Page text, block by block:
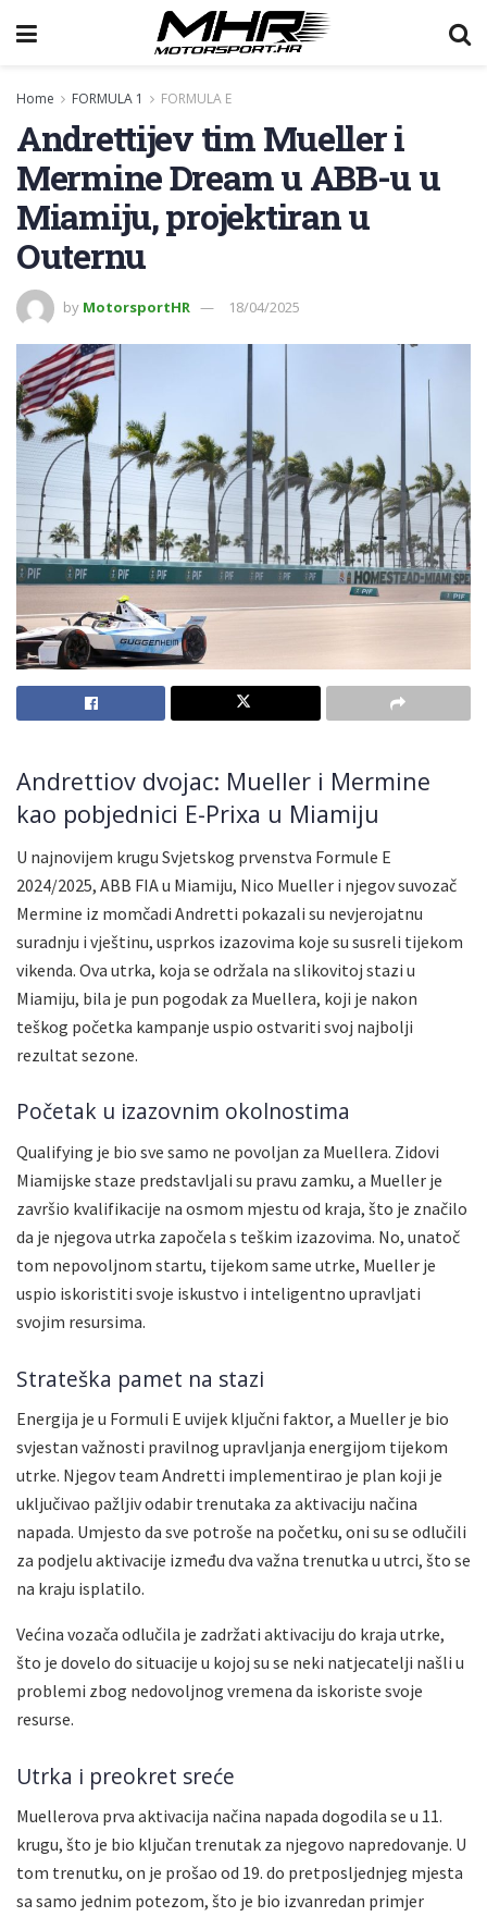
Home FORMULA 1 FORMULA E
Andrettijev tim Mueller i
Mermine Dream u ABB-u u
Miamiju, projektiran u
Outernu
by MotorsportHR 18/04/2025
Andrettiov dvojac: Mueller i Mermine
kao pobjednici E-Prixa u Miamiju
U najnovijem krugu Svjetskog prvenstva Formule E
2024/2025, ABB FIA u Miamiju, Nico Mueller i njegov suvozač
Mermine iz momčadi Andretti pokazali su nevjerojatnu
suradnju i vještinu, usprkos izazovima koje su susreli tijekom
vikenda. Ova utrka, koja se održala na slikovitoj stazi u
Miamiju, bila je pun pogodak za Muellera, koji je nakon
teškog početka kampanje uspio ostvariti svoj najbolji
rezultat sezone.
Početak u izazovnim okolnostima
Qualifying je bio sve samo ne povoljan za Muellera. Zidovi
Miamijske staze predstavljali su pravu zamku, a Mueller je
završio kvalifikacije na osmom mjestu od kraja, što je značilo
da je njegova utrka započela s teškim izazovima. No, unatoč
tom nepovoljnom startu, tijekom same utrke, Mueller je
uspio iskoristiti svoje iskustvo i inteligentno upravljati
svojim resursima.
Strateška pamet na stazi
Energija je u Formuli E uvijek ključni faktor, a Mueller je bio
svjestan važnosti pravilnog upravljanja energijom tijekom
utrke. Njegov team Andretti implementirao je plan koji je
uključivao pažljiv odabir trenutaka za aktivaciju načina
napada. Umjesto da sve potroše na početku, oni su se odlučili
za podjelu aktivacije između dva važna trenutka u utrci, što se
na kraju isplatilo.
Većina vozača odlučila je zadržati aktivaciju do kraja utrke,
što je dovelo do situacije u kojoj su se neki natjecatelji našli u
problemi zbog nedovoljnog vremena da iskoriste svoje
resurse.
Utrka i preokret sreće
Muellerova prva aktivacija načina napada dogodila se u 11.
krugu, što je bio ključan trenutak za njegovo napredovanje. U
tom trenutku, on je prošao od 19. do pretposljednjeg mjesta
sa samo jednim potezom, što je bio izvanredan primjer